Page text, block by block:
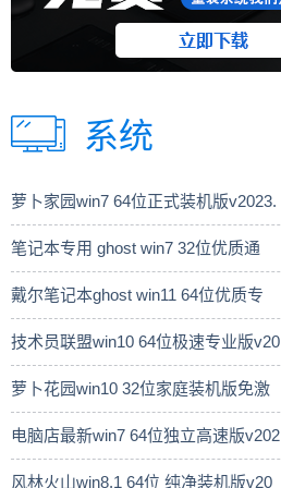
系统
萝卜家园win7 64位正式装机版v2023.
笔记本专用 ghost win7 32位优质通
戴尔笔记本ghost win11 64位优质专
技术员联盟win10 64位极速专业版v20
萝卜花园win10 32位家庭装机版免激
电脑店最新win7 64位独立高速版v202
风林火山win8.1 64位 纯净装机版v20